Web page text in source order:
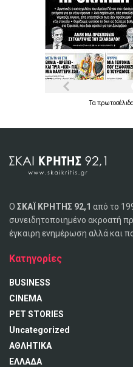
Τα πρωτοσέλιδα
Ο ΣΚΑΪ ΚΡΗΤΗΣ 92,1 από το
συνειδητοποιημένο ακροατή
έγκαιρη ενημέρωση αλλά και
Κατηγορίες
BUSINESS
CINEMA
PET STORIES
Uncategorized
ΑΘΛΗΤΙΚΑ
ΕΛΛΑΔΑ